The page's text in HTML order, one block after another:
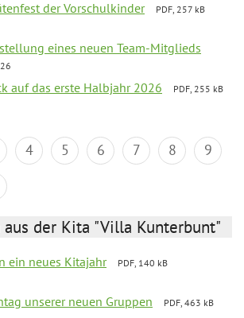
der Vorschulkinder
PDF, 257 kB
eines neuen Team-Mitglieds
auf das erste Halbjahr 2026
PDF, 255 kB
4 5 6 7 8
9
der Kita "Villa Kunterbunt"
ein neues Kitajahr
PDF, 140 kB
unserer neuen Gruppen
PDF, 463 kB